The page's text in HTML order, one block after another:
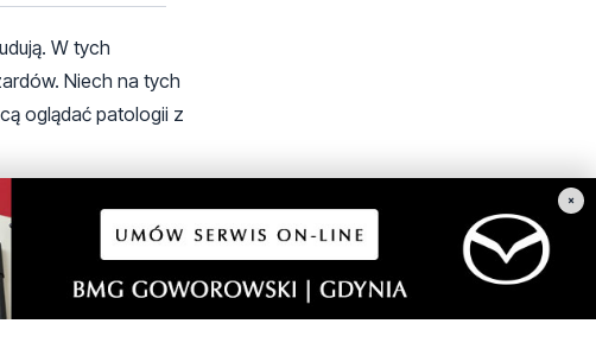
W tych
Niech na tych
oglądać patologii z
z mieszkaniami na
×